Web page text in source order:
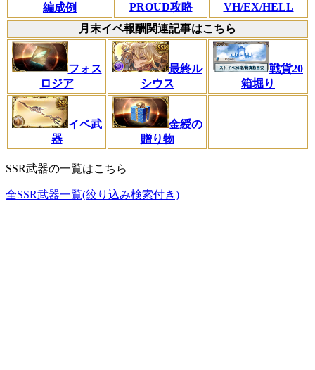
編成例
PROUD攻略
VH/EX/HELL
月末イベ報酬関連記事はこちら
フォス
ロジア
最終ル
シウス
戦貨20
箱堀り
イベ武
器
金綬の
贈り物
SSR武器の一覧はこちら
全SSR武器一覧(絞り込み検索付き)